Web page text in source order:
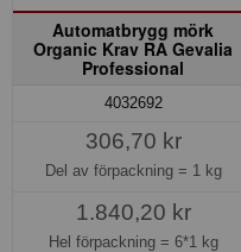
Automatbrygg mörk
Organic Krav RA Gevalia
Professional
4032692
306,70 kr
Del av förpackning = 1 kg
1.840,20 kr
Hel förpackning = 6*1 kg